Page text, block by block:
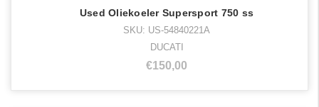
Used Oliekoeler Supersport 750 ss
SKU: US-54840221A
DUCATI
€150,00